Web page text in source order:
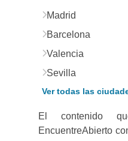
Madrid
Barcelona
Valencia
Sevilla
Ver todas las
El contenido
EncuentreAbierto